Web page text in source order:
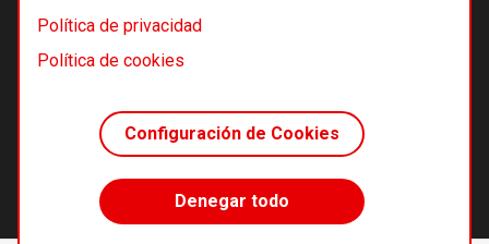
Política de privacidad
Política de cookies
Configuración de Cookies
Denegar todo
Footer
Términos y condiciones de uso
Política de cookies
Principios editoriales